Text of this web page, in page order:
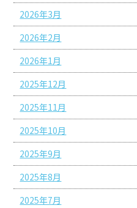
2026年3月
2026年2月
2026年1月
2025年12月
2025年11月
2025年10月
2025年9月
2025年8月
2025年7月